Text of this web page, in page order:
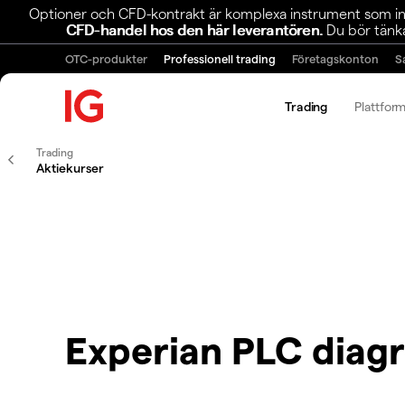
Optioner och CFD-kontrakt är komplexa instrument som
CFD-handel hos den här leverantören. Du bör
OTC-produkter Professionell trading Företagskonton
Trading
Trading
Aktiekurser
Experian PLC